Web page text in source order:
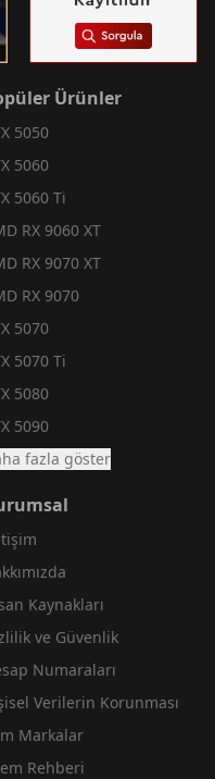
Ürünler
5050
5060
5060 Ti
RX 9060 XT
RX 9070 XT
RX 9070
5070
5070 Ti
5080
5090
fazla göster
Kaynakları
ve Güvenlik
Numaraları
Verilerin Korunması
Markalar
Rehberi